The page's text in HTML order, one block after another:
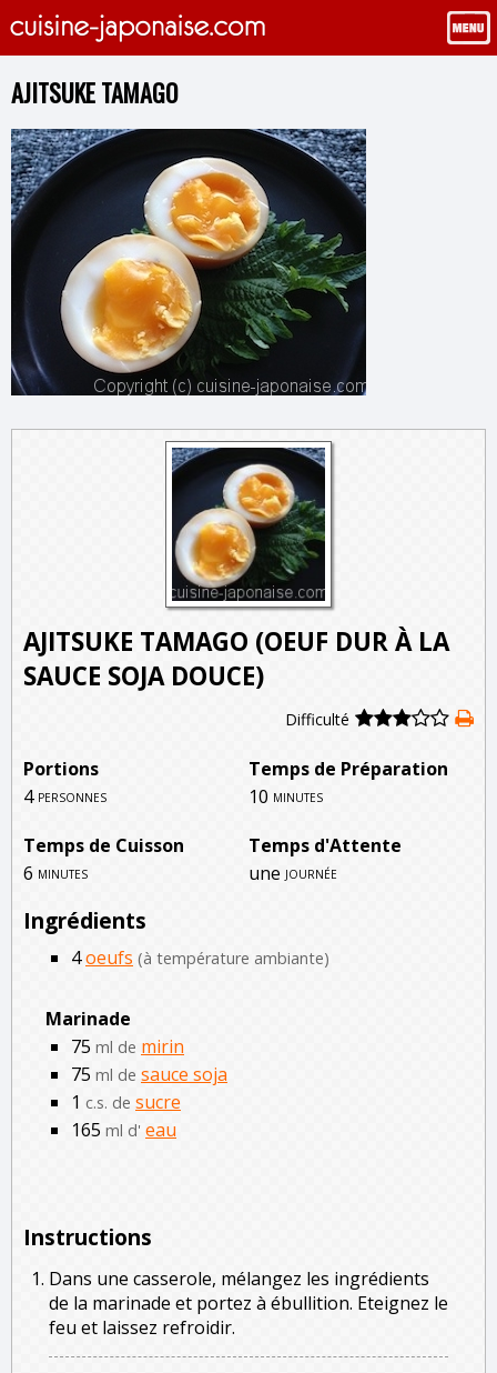
AJITSUKE TAMAGO
AJITSUKE TAMAGO (OEUF DUR À LA
SAUCE SOJA DOUCE)
Difficulté
Portions
Temps de Préparation
4 personnes 10 minutes
Temps de Cuisson
Temps d'Attente
6 minutes une journée
Ingrédients
4oeufs (à température ambiante)
Marinade
75 ml de mirin
75 ml de sauce soja
1 c.s. de sucre
165 ml d' eau
Instructions
Dans une casserole, mélangez les ingrédients
de la marinade et portez à ébullition. Eteignez le
feu et laissez refroidir.